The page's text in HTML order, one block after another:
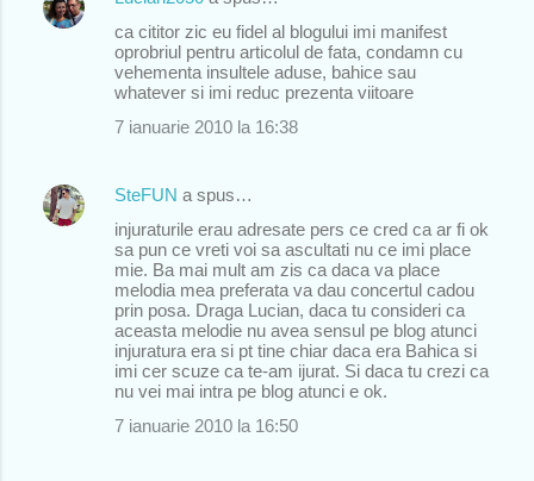
ca cititor zic eu fidel al blogului imi manifest
oprobriul pentru articolul de fata, condamn cu
vehementa insultele aduse, bahice sau
whatever si imi reduc prezenta viitoare
7 ianuarie 2010 la 16:38
SteFUN a spus…
injuraturile erau adresate pers ce cred ca ar fi ok
sa pun ce vreti voi sa ascultati nu ce imi place
mie. Ba mai mult am zis ca daca va place
melodia mea preferata va dau concertul cadou
prin posa. Draga Lucian, daca tu consideri ca
aceasta melodie nu avea sensul pe blog atunci
injuratura era si pt tine chiar daca era Bahica si
imi cer scuze ca te-am ijurat. Si daca tu crezi ca
nu vei mai intra pe blog atunci e ok.
7 ianuarie 2010 la 16:50